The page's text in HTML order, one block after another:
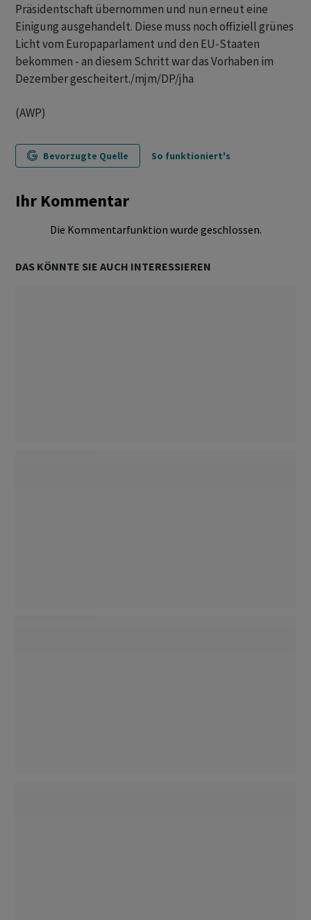
Präsidentschaft übernommen und nun erneut eine
Einigung ausgehandelt. Diese muss noch offiziell grünes
Licht vom Europaparlament und den EU-Staaten
bekommen - an diesem Schritt war das Vorhaben im
Dezember gescheitert./mjm/DP/jha
(AWP)
Bevorzugte Quelle So funktioniert's
Ihr Kommentar
Die Kommentarfunktion wurde geschlossen.
DAS KÖNNTE SIE AUCH INTERESSIEREN